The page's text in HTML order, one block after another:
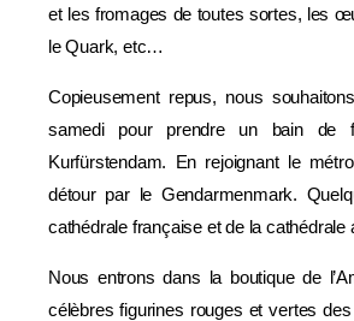
et les fromages de toutes sortes, les
le Quark, etc…
Copieusement repus, nous
samedi pour prendre un bain de
Kurfürstendam. En rejoignant le
détour par le Gendarmenmark.
cathédrale française et de la cathédrale
Nous entrons dans la boutique de
célèbres figurines rouges et vertes